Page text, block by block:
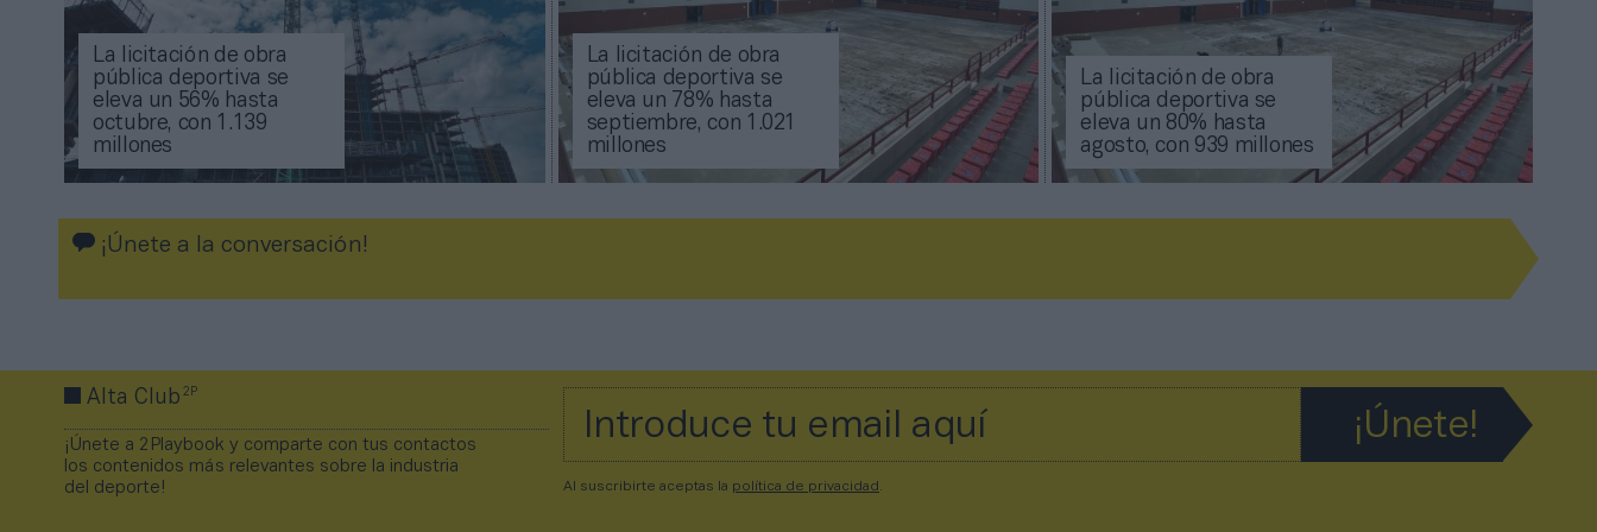
La licitación de obra
pública deportiva se
eleva un 56% hasta
octubre, con 1.139
millones
La licitación de obra
pública deportiva se
eleva un 78% hasta
septiembre, con 1.021
millones
La licitación de obra
pública deportiva se
eleva un 80% hasta
agosto, con 939 millones
¡Únete a la conversación!
Alta Club2P
¡Únete a 2Playbook y comparte con tus contactos
los contenidos más relevantes sobre la industria
del deporte!
Al suscribirte aceptas la política de privacidad